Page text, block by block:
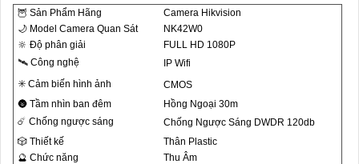
🦉 Sản Phẩm Hãng
Camera Hikvision
🌙 Model Camera Quan Sát
NK42W0
🔆 Độ phân giải
FULL HD 1080P
🛰 Công nghệ
IP Wifi
✳️ Cảm biến hình ảnh
CMOS
🌚 Tầm nhìn ban đêm
Hồng Ngoại 30m
☄️ Chống ngược sáng
Chống Ngược Sáng DWDR 120db
🎲 Thiết kế
Thân Plastic
🔮 Chức năng
Thu Âm